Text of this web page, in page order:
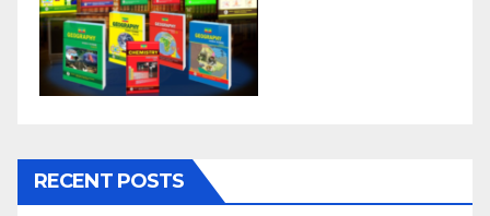
RECENT POSTS